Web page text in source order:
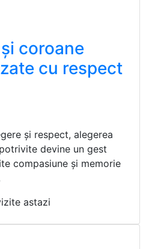
coroane
cu respect
și respect, alegerea
devine un gest
compasiune și memorie
astazi